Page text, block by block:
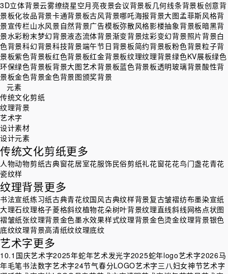
3D立体背景云雾缭绕星空月亮夜景会议背景板 几何线条背景板创意背
景板化妆品背景卡通背景板古风背景哪吒海报背景大图孟菲斯风格背
景宣传栏山水风景自然背景广告模板弥散风格影楼抽象背景板暗黑背
景水彩粉末梦幻背景液态流体背景渐变背景炫彩变幻背景照片背景白
色背景科幻背景科技背景端午节日背景板简约背景板粉色背景粒子背
景板紫色背景板红色背景板红金背景板纹理纹理背景绿色KV展板绿色
环保绿色背景板背景大图艺术背景板蓝色背景板透明玻璃背景酸性背
景板金色背景金色背景图颁奖背景
元素
传统文化剪纸
纹理背景
艺术字
设计素材
设计元素
传统文化剪纸更多
人物动物剪纸古典窗花居室花服饰民俗剪纸礼花窗花花鸟门盏花青花
瓷纹样
纹理背景更多
书法宣纸练习纸古典青花纹国风古典纹样背景复古皱褶纺布墨染宣纸
大理石纹理格子菱格斜纹植物花朵树叶背景纹理直线斜线网格点状图
褶皱纸张纹理背景金色墨水效果样式纹理背景金色烫金纹理背景银色
底纹纹理背景高清纸纹纹理底纹
艺术字更多
10.1国庆艺术字2025年蛇年艺术发光字2025蛇年logo艺术字2026马
年毛笔书法数字艺术字24节气春分LOGO艺术字三八妇女神节艺术字